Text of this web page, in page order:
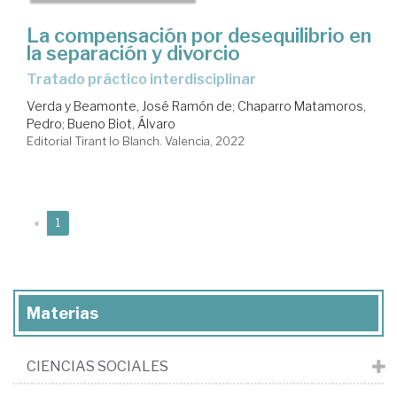
La compensación por desequilibrio en
la separación y divorcio
Tratado práctico interdisciplinar
Verda y Beamonte, José Ramón de; Chaparro Matamoros,
Pedro; Bueno Biot, Álvaro
Editorial Tirant lo Blanch. Valencia, 2022
« 1
Materias
CIENCIAS SOCIALES